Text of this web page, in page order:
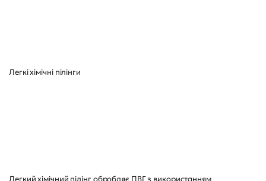
Легкі хімічні пілінги
Легкий хімічний пілінг обробляє ПВГ з використанням